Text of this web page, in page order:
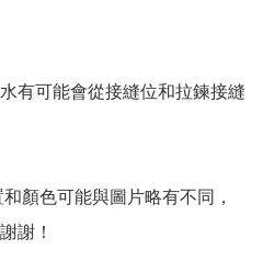
有可能會從接縫位和拉鍊接縫
顏色可能與圖片略有不同，
謝！